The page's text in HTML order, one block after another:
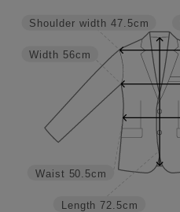
Length 72.5cm
Waist 50.5cm
Width 56cm
Shoulder width 47.5cm